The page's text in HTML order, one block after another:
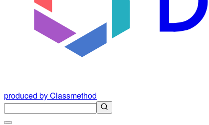
produced by Classmethod